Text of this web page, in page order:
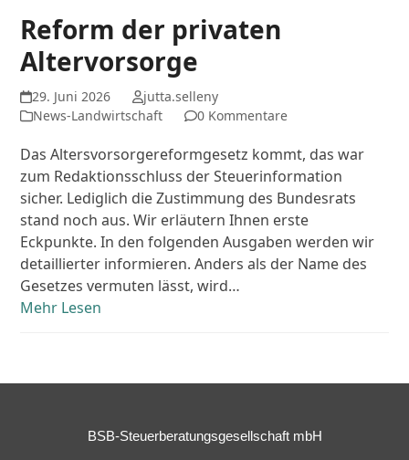
Reform der privaten
Altervorsorge
29. Juni 2026
jutta.selleny
News-Landwirtschaft
0 Kommentare
Das Altersvorsorgereformgesetz kommt, das war
zum Redaktionsschluss der Steuerinformation
sicher. Lediglich die Zustimmung des Bundesrats
stand noch aus. Wir erläutern Ihnen erste
Eckpunkte. In den folgenden Ausgaben werden wir
detaillierter informieren. Anders als der Name des
Gesetzes vermuten lässt, wird…
Mehr Lesen
BSB-Steuerberatungsgesellschaft mbH